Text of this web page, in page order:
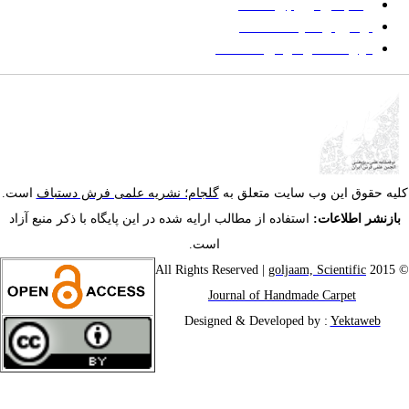
زمانبندی ارزیابی مقاله
توضیح وضعیت مقالات
فهرست موضوعی مقاله‌ها
حقوق این وب سایت متعلق بهگلجام؛ نشریه علمی فرش دستبافاست.
اطلاعات:استفاده از مطالب ارایه شده در این پایگاه با ذکر منبع آزاد
است.
©
goljaam, Scientific
Journal of Handmade Carpet
Designed & Developed by :Yektaweb